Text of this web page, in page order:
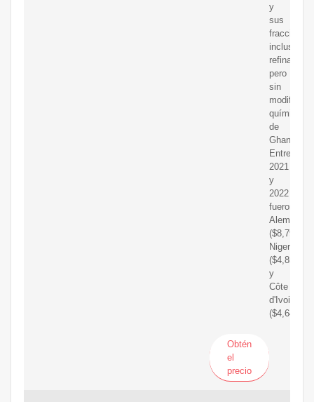
y
sus
fracciones,
incluso
refinado,
pero
sin
modificar
de
Ghana
Entre
2021
y
2022
fueron
Alemania
($8,79M),
Nigeria
($4,85M),
y
Côte
d'Ivoire
($4,64M).
Obtén
el
precio